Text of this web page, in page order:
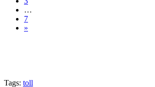
…
7
»
Tags: toll